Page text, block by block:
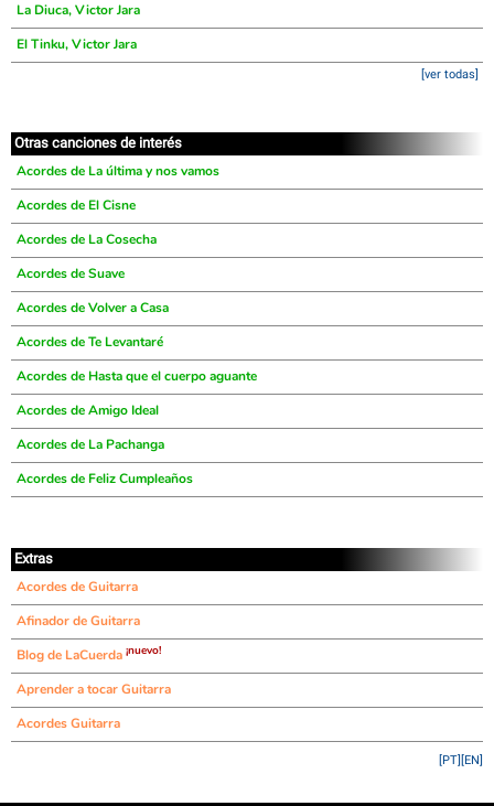
La Diuca, Victor Jara
El Tinku, Victor Jara
[ver todas]
Otras canciones de interés
Acordes de La última y nos vamos
Acordes de El Cisne
Acordes de La Cosecha
Acordes de Suave
Acordes de Volver a Casa
Acordes de Te Levantaré
Acordes de Hasta que el cuerpo aguante
Acordes de Amigo Ideal
Acordes de La Pachanga
Acordes de Feliz Cumpleaños
Extras
Acordes de Guitarra
Afinador de Guitarra
Blog de LaCuerda ¡nuevo!
Aprender a tocar Guitarra
Acordes Guitarra
[EN]
[PT]